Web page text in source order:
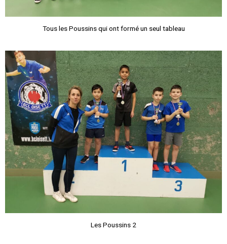
Tous les Poussins qui ont formé un seul tableau
Les Poussins 2